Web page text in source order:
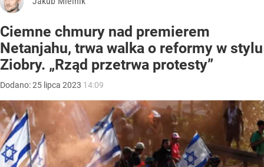
Ciemne chmury nad premierem
Netanjahu, trwa walka o reformy w stylu
Ziobry. „Rząd przetrwa protesty”
Dodano:25 lipca 2023 14:09